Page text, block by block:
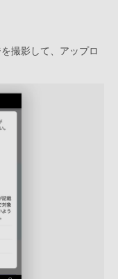
撮影して、アップロ